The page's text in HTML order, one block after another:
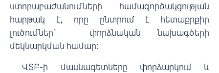
ստորաբաժանումների համագործակցության
հարթակ է, որը ընտրում է հետաքրքիր
լուծումներ` փորձնական նախագծերի
մեկնարկման համար:
ՎՏԲ-ի մասնագետները փորձարկում և